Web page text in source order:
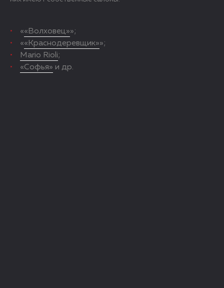
««Волховец»»;
««Краснодеревщик»»;
Mario Rioli;
«Софья» и др.